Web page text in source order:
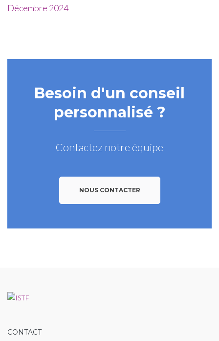
Besoin d'un conseil
personnalisé ?
Contactez notre équipe
NOUS CONTACTER
CONTACT